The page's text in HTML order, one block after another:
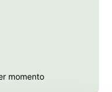
momento